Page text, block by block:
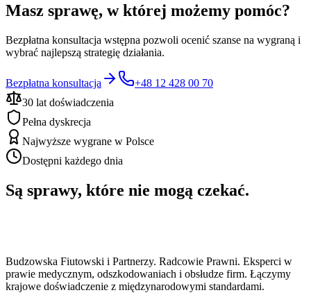
Masz sprawę, w której możemy pomóc?
Bezpłatna konsultacja wstępna pozwoli ocenić szanse na wygraną i
wybrać najlepszą strategię działania.
Bezpłatna konsultacja
+48 12 428 00 70
30 lat doświadczenia
Pełna dyskrecja
Najwyższe wygrane w Polsce
Dostępni każdego dnia
Są sprawy, które nie mogą czekać.
Budzowska Fiutowski i Partnerzy. Radcowie Prawni. Eksperci w
prawie medycznym, odszkodowaniach i obsłudze firm. Łączymy
krajowe doświadczenie z międzynarodowymi standardami.